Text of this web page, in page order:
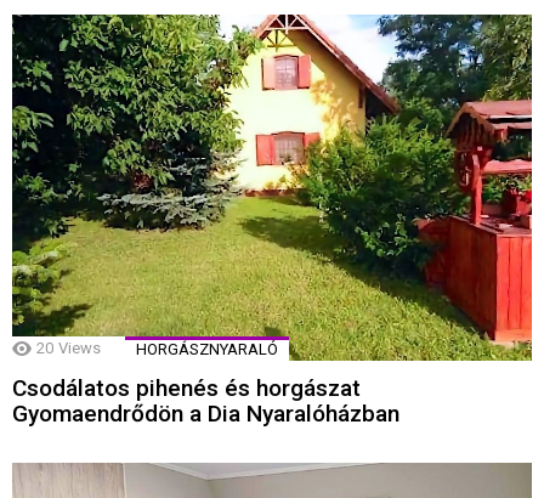
20 Views HORGÁSZNYARALÓ
Csodálatos pihenés és horgászat
Gyomaendrődön a Dia Nyaralóházban